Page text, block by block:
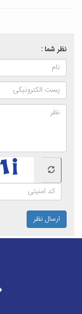
نظر شما :
ارسال نظر